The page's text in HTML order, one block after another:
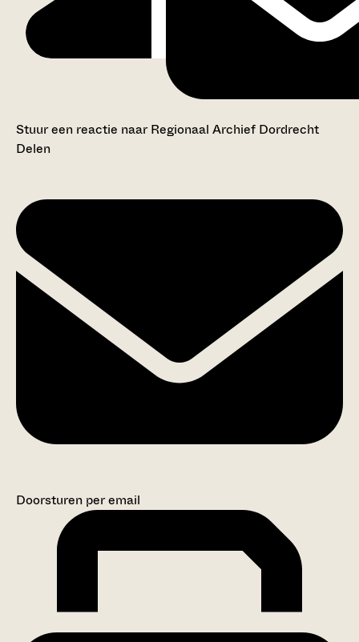
Stuur een reactie naar Regionaal Archief Dordrecht
Delen
Doorsturen per email